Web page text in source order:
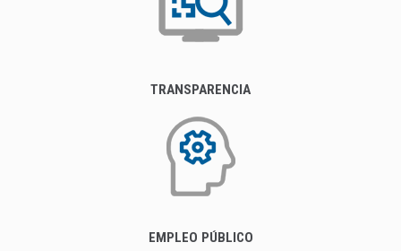
TRANSPARENCIA
EMPLEO PÚBLICO